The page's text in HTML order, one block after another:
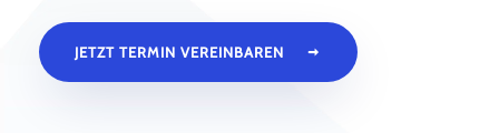
JETZT TERMIN VEREINBAREN